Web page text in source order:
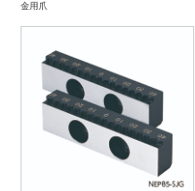
金用爪